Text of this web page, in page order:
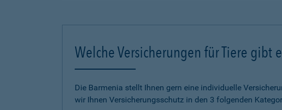
Welche Versicherungen für Tiere gibt
Die Barmenia stellt Ihnen gern eine individuelle
wir Ihnen Versicherungsschutz in den 3 folgenden